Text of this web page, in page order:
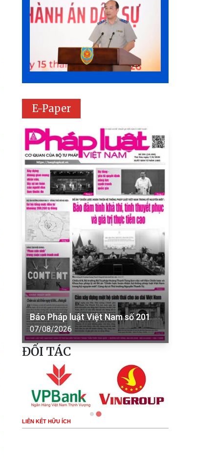
E-Paper
Báo Pháp luật Việt Nam số 201
07/08/2026
ĐỐI TÁC
LIÊN KẾT HỮU ÍCH